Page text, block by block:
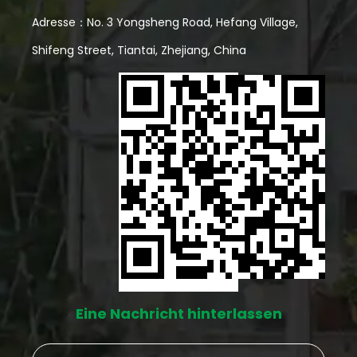
Vorteile eines Lagerschuppens aus Holz Ästhetischer
Reiz: Holzschuppen haben oft ein traditionelleres
und rustikaleres Aussehen, das viele Hausbesitzer
aus ästhetischen Gründen bevorzugen. Ein gut
gestalteter Holzschuppen fügt sich wunderbar in die
Garten- oder Hinterhofumgebung ein.
Individualisierung: Holz bietet mehr Flexibilität bei der
Individualisierung. Hausbesitzer können einen
Holzschuppen leicht streichen, beizen oder mit
dekorativen Elementen versehen und ihm so eine
persönliche Note verleihen, die mit Stahl
möglicherweise schwieriger zu erreichen ist.
Natürliche Isolierung: Holz bietet von Natur aus eine
Adresse：No. 3 Yongsheng Road, Hefang Village,
Shifeng Street, Tiantai, Zhejiang, China
Eine Nachricht hinterlassen